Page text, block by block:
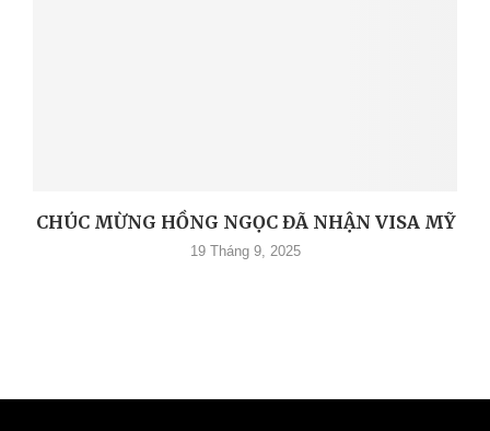
CHÚC MỪNG HỒNG NGỌC ĐÃ NHẬN VISA MỸ
19 Tháng 9, 2025